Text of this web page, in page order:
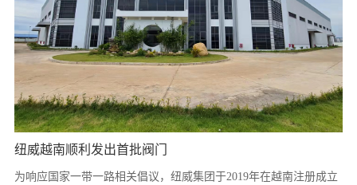
纽威越南顺利发出首批阀门
为响应国家一带一路相关倡议，纽威集团于2019年在越南注册成立